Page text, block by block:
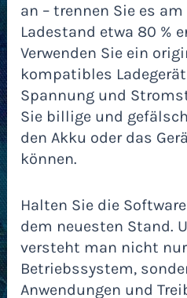
an – trennen Sie es
Ladestand etwa 80 %
Verwenden Sie ein
kompatibles
Spannung und
Sie billige und
den Akku oder das
können.
Halten Sie die
dem neuesten Stand.
versteht man nicht
Betriebssystem,
Anwendungen und